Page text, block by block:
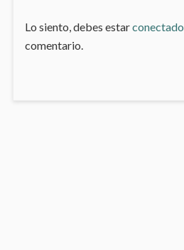
Lo siento, debes estarconectado
comentario.